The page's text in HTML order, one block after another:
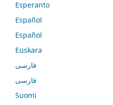
Esperanto
Español
Español
Euskara
فارسی
فارسی
Suomi